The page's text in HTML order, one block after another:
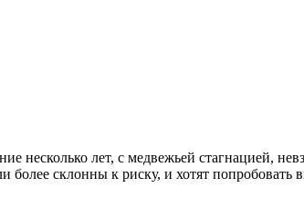
несколько лет, с медвежьей стагнацией,
склонны к риску, и хотят попробовать